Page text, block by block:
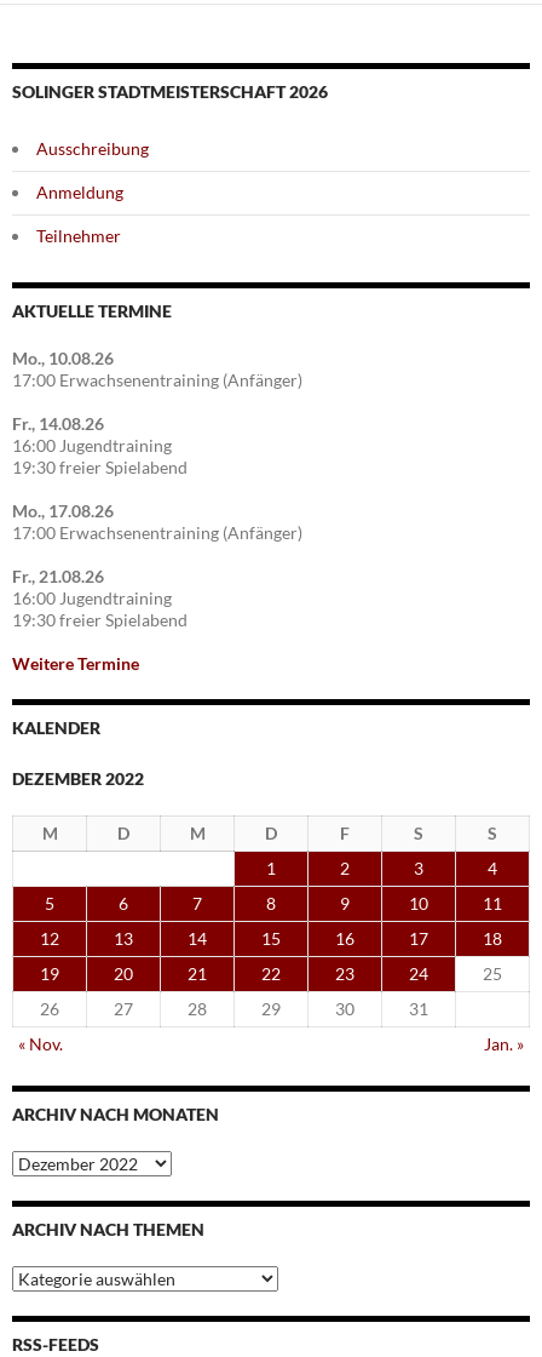
SOLINGER STADTMEISTERSCHAFT 2026
Ausschreibung
Anmeldung
Teilnehmer
AKTUELLE TERMINE
Mo., 10.08.26
17:00 Erwachsenentraining (Anfänger)
Fr., 14.08.26
16:00 Jugendtraining
19:30 freier Spielabend
Mo., 17.08.26
17:00 Erwachsenentraining (Anfänger)
Fr., 21.08.26
16:00 Jugendtraining
19:30 freier Spielabend
Weitere Termine
KALENDER
DEZEMBER 2022
M D M D F S
S
1
2 3
4
5
6 7 8 9 10
11
12
13 14 15 16 17
18
19
20 21 22 23 24
25
26
27 28 29 30
31
« Nov.
Jan. »
ARCHIV NACH MONATEN
Archiv
nach
Monaten
ARCHIV NACH THEMEN
Archiv
nach
Themen
RSS-FEEDS